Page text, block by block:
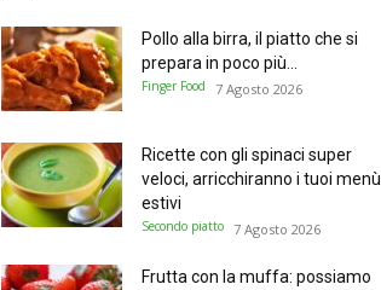
Pollo alla birra, il piatto che si
prepara in poco più...
Finger Food 7 Agosto 2026
Ricette con gli spinaci super
veloci, arricchiranno i tuoi menù
estivi
Secondo piatto 7 Agosto 2026
Frutta con la muffa: possiamo